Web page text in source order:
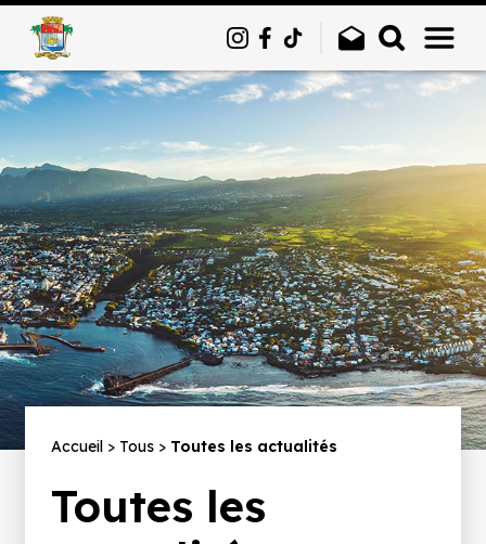
Fil
d'Ariane
Accueil Tous Toutes les actualités
Toutes les
Panneau de gestion des cookies